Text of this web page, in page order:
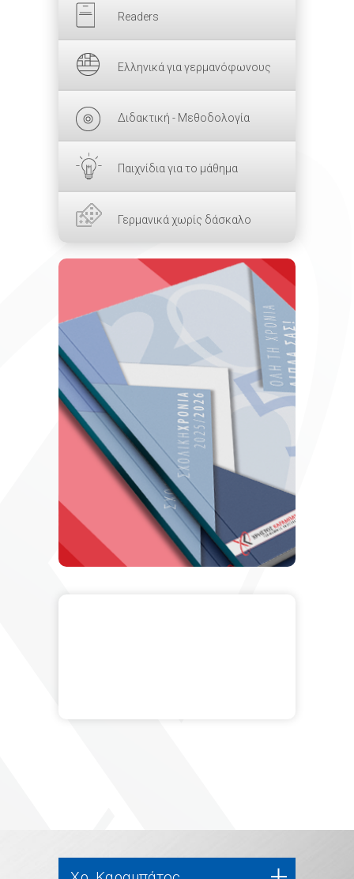
Readers
Ελληνικά για γερμανόφωνους
Διδακτική - Μεθοδολογία
Παιχνίδια για το μάθημα
Γερμανικά χωρίς δάσκαλο